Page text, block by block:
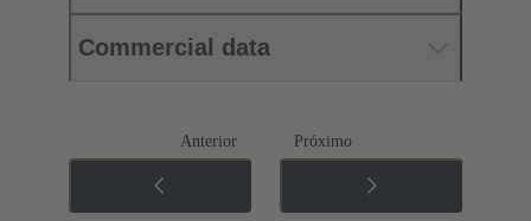
Commercial data
Anterior Próximo